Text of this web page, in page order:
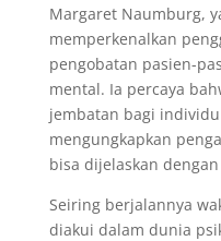
Margaret Naumburg,
memperkenalkan
pengobatan pasien-
mental. Ia percaya
jembatan bagi
mengungkapkan
bisa dijelaskan
Seiring berjalannya
diakui dalam dunia